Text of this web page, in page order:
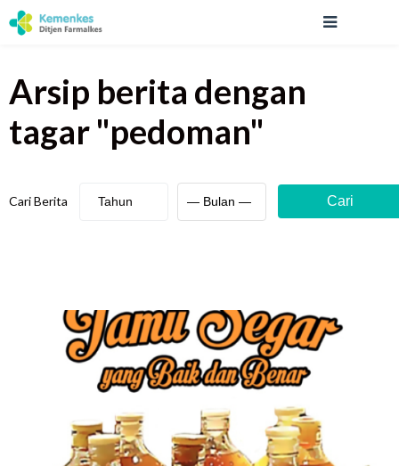
Arsip berita dengan
tagar "pedoman"
Cari Berita Cari